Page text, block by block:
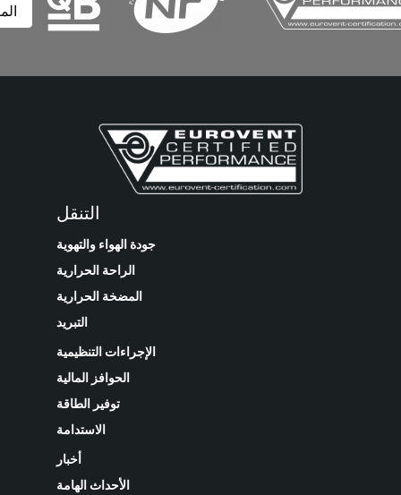
المزيد
التنقل
جودة الهواء والتهوية
الراحة الحرارية
المضخة الحرارية
الإجراءات التنظيمية
الحوافز المالية
توفير الطاقة
الاستدامة
الأحداث الهامة